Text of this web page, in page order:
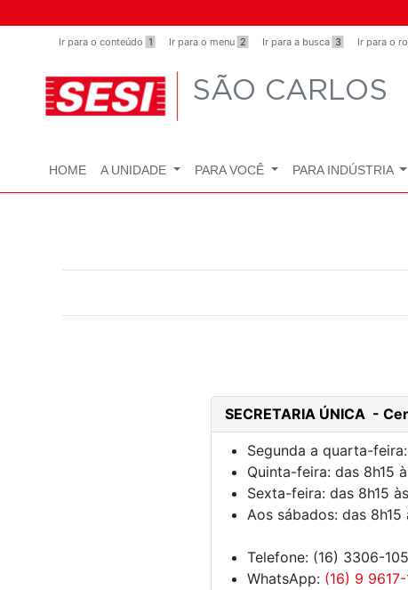
Ir para o conteúdo 1 Ir para o menu 2 Ir para a busca 3 Ir para o
SÃO CARLOS
HOME A UNIDADE PARA VOCÊ PARA INDÚSTRIA
SECRETARIA ÚNICA -
Segunda a quarta-
Quinta-feira: das 8h15
Sexta-feira: das 8h15
Aos sábados: das 8h15
Telefone: (16) 3306-
WhatsApp: (16) 9 9617-